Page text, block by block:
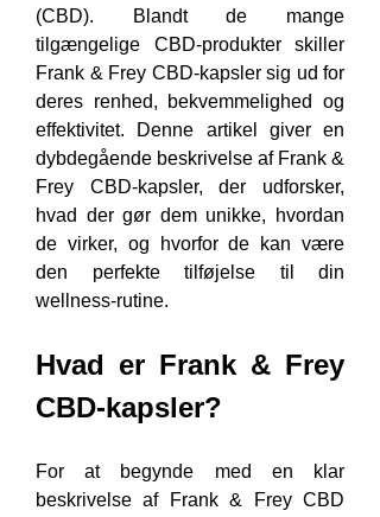
(CBD). Blandt de mange
tilgængelige CBD-produkter skiller
Frank & Frey CBD-kapsler sig ud for
deres renhed, bekvemmelighed og
effektivitet. Denne artikel giver en
dybdegående beskrivelse af Frank &
Frey CBD-kapsler, der udforsker,
hvad der gør dem unikke, hvordan
de virker, og hvorfor de kan være
den perfekte tilføjelse til din
wellness-rutine.
Hvad er Frank & Frey
CBD-kapsler?
For at begynde med en klar
beskrivelse af Frank & Frey CBD